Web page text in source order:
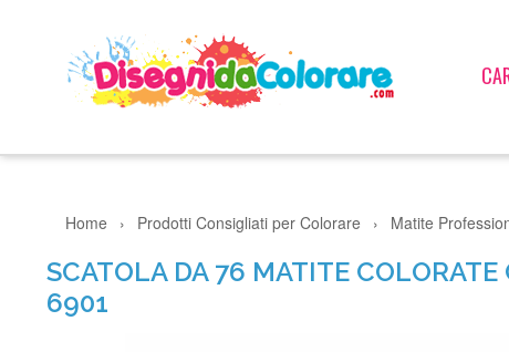
Home › Prodotti Consigliati per Colorare › Matite
SCATOLA DA 76 MATITE
6901